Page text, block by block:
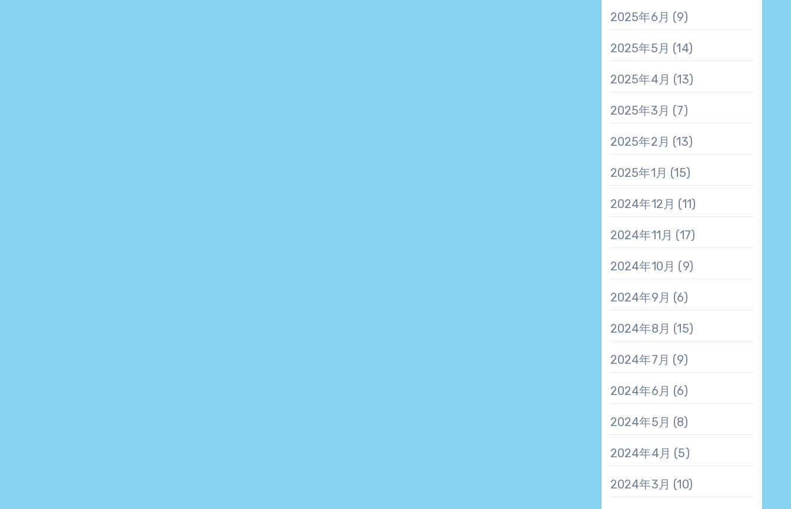
2025年6月 (9)
2025年5月 (14)
2025年4月 (13)
2025年3月 (7)
2025年2月 (13)
2025年1月 (15)
2024年12月 (11)
2024年11月 (17)
2024年10月 (9)
2024年9月 (6)
2024年8月 (15)
2024年7月 (9)
2024年6月 (6)
2024年5月 (8)
2024年4月 (5)
2024年3月 (10)